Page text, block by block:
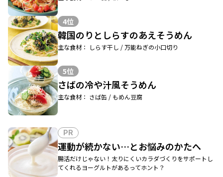
4位
韓国のりとしらすのあえそうめん
主な食材： しらす干し / 万能ねぎの小口切り
5位
さばの冷や汁風そうめん
主な食材： さば缶 / もめん豆腐
PR
運動が続かない…とお悩みのかたへ
腸活だけじゃない！太りにくいカラダづくりをサポートし
てくれるヨーグルトがあるってホント？